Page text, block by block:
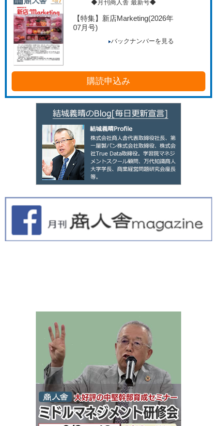
◆月刊商人舎 最新号◆
【特集】新店Marketing(2026年
07月号)
バックナンバーを見る
購読申込み